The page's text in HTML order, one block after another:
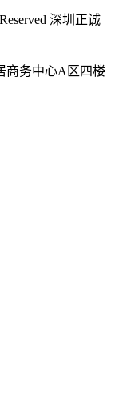
深圳正诚
商务中心A区四楼